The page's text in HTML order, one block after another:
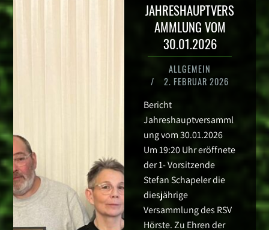
JAHRESHAUPTVERS
AMMLUNG VOM
30.01.2026
ALLGEMEIN
/
2. FEBRUAR 2026
Bericht
Jahreshauptversamml
ung vom 30.01.2026
Um 19:20 Uhr eröffnete
der 1- Vorsitzende
Stefan Schapeler die
diesjährige
Versammlung des RSV
Hörste. Zu Ehren der